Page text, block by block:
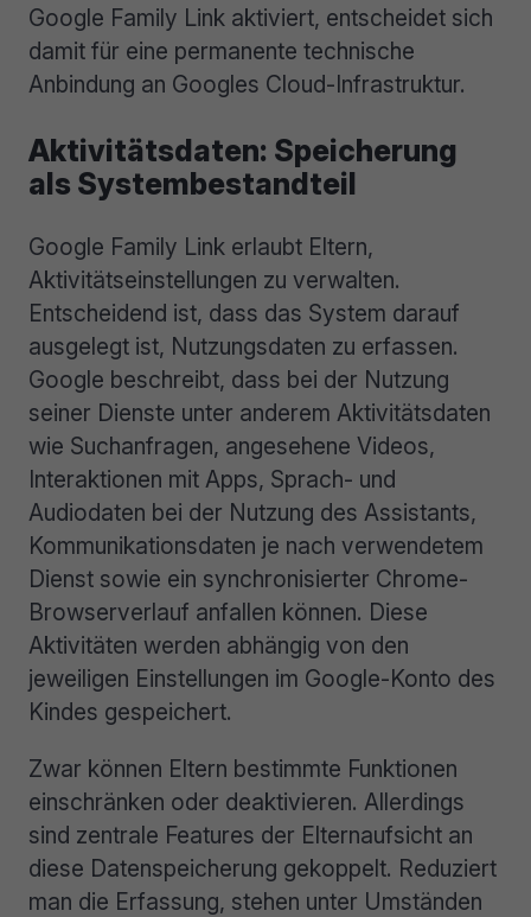
Google Family Link aktiviert, entscheidet sich
damit für eine permanente technische
Anbindung an Googles Cloud-Infrastruktur.
Aktivitätsdaten: Speicherung
als Systembestandteil
Google Family Link erlaubt Eltern,
Aktivitätseinstellungen zu verwalten.
Entscheidend ist, dass das System darauf
ausgelegt ist, Nutzungsdaten zu erfassen.
Google beschreibt, dass bei der Nutzung
seiner Dienste unter anderem Aktivitätsdaten
wie Suchanfragen, angesehene Videos,
Interaktionen mit Apps, Sprach- und
Audiodaten bei der Nutzung des Assistants,
Kommunikationsdaten je nach verwendetem
Dienst sowie ein synchronisierter Chrome-
Browserverlauf anfallen können. Diese
Aktivitäten werden abhängig von den
jeweiligen Einstellungen im Google-Konto des
Kindes gespeichert.
Zwar können Eltern bestimmte Funktionen
einschränken oder deaktivieren. Allerdings
sind zentrale Features der Elternaufsicht an
diese Datenspeicherung gekoppelt. Reduziert
man die Erfassung, stehen unter Umständen